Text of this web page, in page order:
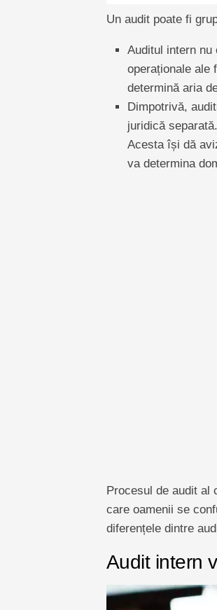
Un audit poate fi
Auditul intern
operaționale ale
determină aria
Dimpotrivă,
juridică
Acesta își dă
va determina
Procesul de audit al
care oamenii se
diferențele dintre
Audit intern